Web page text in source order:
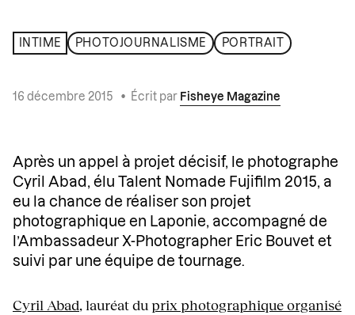
INTIME PHOTOJOURNALISME PORTRAIT
16 décembre 2015 • Écrit par Fisheye Magazine
Après un appel à projet décisif, le photographe
Cyril Abad, élu Talent Nomade Fujifilm 2015, a
eu la chance de réaliser son projet
photographique en Laponie, accompagné de
l’Ambassadeur X-Photographer Eric Bouvet et
suivi par une équipe de tournage.
Cyril Abad, lauréat duprix photographique organisé